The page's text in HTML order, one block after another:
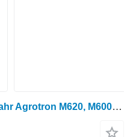
Експанзионен сад Deutz-Fahr Agrotron M620, M600, Ttv610, Radiator Expansion Tank 0.015.4531. 0.015.4531.4/10 за тркала трактор Deutz-Fahr Agrotron M620